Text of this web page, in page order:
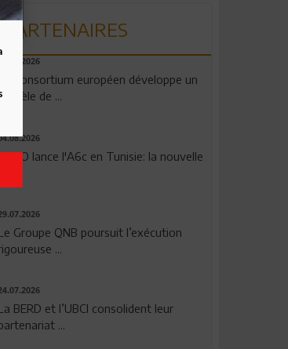
PARTENAIRES
06.08.2026
Un consortium européen développe un
de ...
lance l'A6c en Tunisie: la nouvelle
Groupe QNB poursuit l’exécution
...
BERD et l’UBCI consolident leur
...